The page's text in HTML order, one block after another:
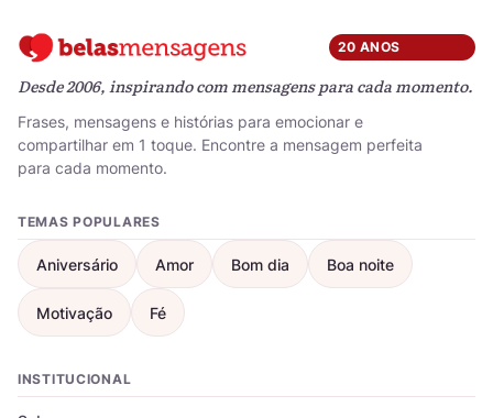
20 ANOS
Desde 2006, inspirando com mensagens para cada momento.
Frases, mensagens e histórias para emocionar e
compartilhar em 1 toque. Encontre a mensagem perfeita
para cada momento.
TEMAS POPULARES
Aniversário Amor Bom dia Boa noite
Motivação Fé
INSTITUCIONAL